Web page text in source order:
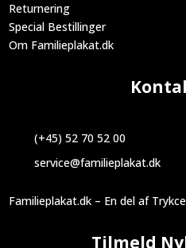
Returnering
Special Bestillinger
Om Familieplakat.dk
(+45) 52 70 52 00
service@familieplakat.dk
Familieplakat.dk – En del af
Tilmeld